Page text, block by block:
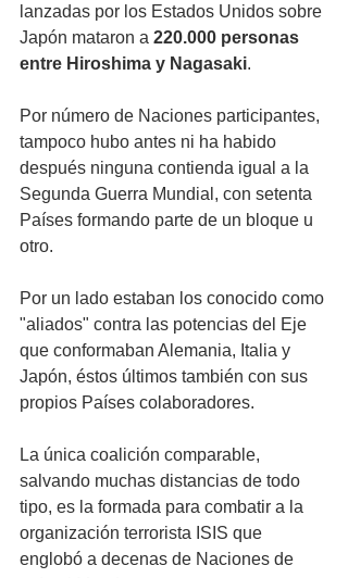
lanzadas por los Estados Unidos sobre
Japón mataron a 220.000 personas
entre Hiroshima y Nagasaki.
Por número de Naciones participantes,
tampoco hubo antes ni ha habido
después ninguna contienda igual a la
Segunda Guerra Mundial, con setenta
Países formando parte de un bloque u
otro.
Por un lado estaban los conocido como
"aliados" contra las potencias del Eje
que conformaban Alemania, Italia y
Japón, éstos últimos también con sus
propios Países colaboradores.
La única coalición comparable,
salvando muchas distancias de todo
tipo, es la formada para combatir a la
organización terrorista ISIS que
englobó a decenas de Naciones de